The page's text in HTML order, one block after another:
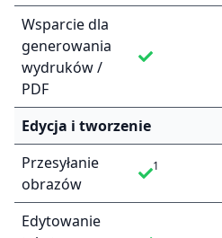
Wsparcie dla
generowania
wydruków /
PDF
Edycja i tworzenie
Przesyłanie
obrazów
1
Edytowanie